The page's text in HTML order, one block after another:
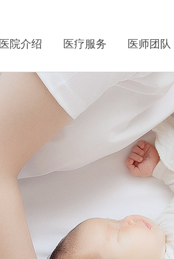
医院介绍 医疗服务 医师团队